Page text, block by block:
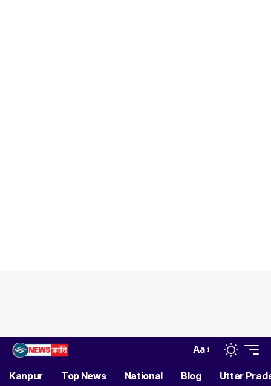
Aa
Kanpur Top News National Blog Uttar